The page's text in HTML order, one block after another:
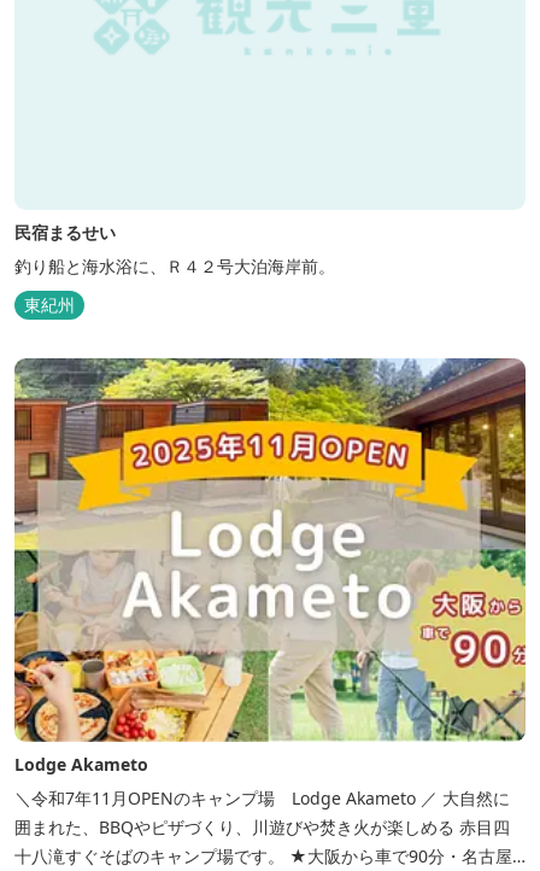
民宿まるせい
釣り船と海水浴に、Ｒ４２号大泊海岸前。
東紀州
Lodge Akameto
＼令和7年11月OPENのキャンプ場 Lodge Akameto ／ 大自然に
囲まれた、BBQやピザづくり、川遊びや焚き火が楽しめる 赤目四
十八滝すぐそばのキャンプ場です。 ★大阪から車で90分・名古屋